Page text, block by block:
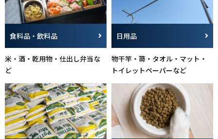
食料品・飲料品
米・酒・乾用物・仕出し弁当な
ど
日用品
物干竿・箒・タオル・マット・
トイレットペーパーなど